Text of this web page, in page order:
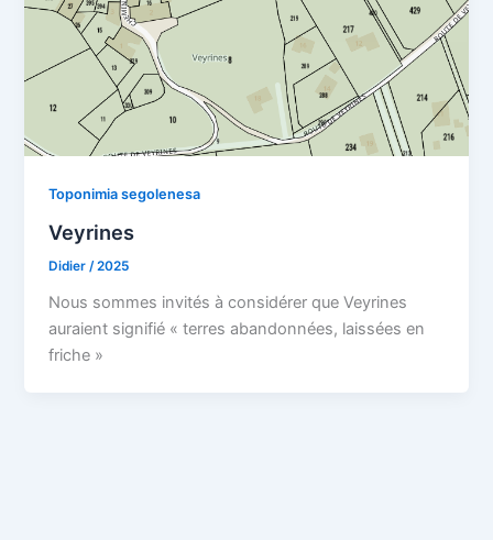
Toponimia segolenesa
Veyrines
Didier/2025
Nous sommes invités à considérer que Veyrines
auraient signifié « terres abandonnées, laissées en
friche »